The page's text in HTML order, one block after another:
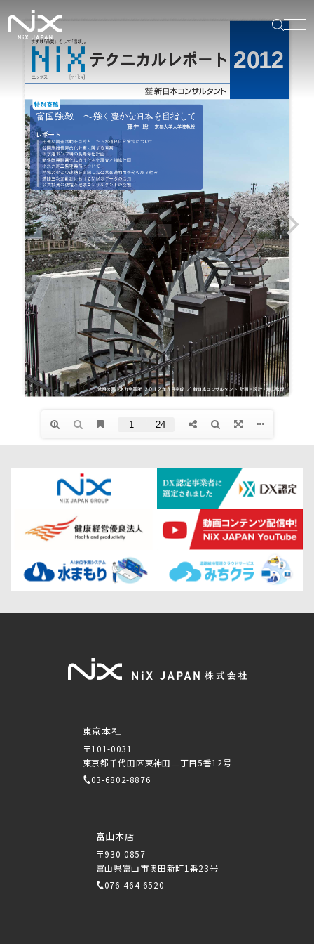
東京本社
〒101-0031
東京都千代田区東神田二丁目5番12号
03-6802-8876
富山本店
〒930-0857
富山県富山市奥田新町1番23号
076-464-6520